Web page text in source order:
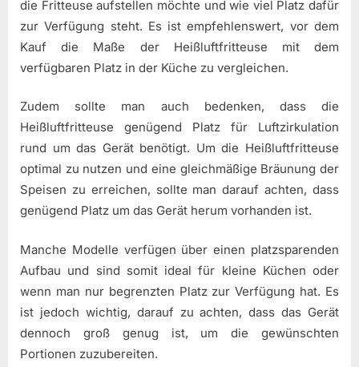
die Fritteuse aufstellen möchte und wie viel Platz dafür
zur Verfügung steht. Es ist empfehlenswert, vor dem
Kauf die Maße der Heißluftfritteuse mit dem
verfügbaren Platz in der Küche zu vergleichen.
Zudem sollte man auch bedenken, dass die
Heißluftfritteuse genügend Platz für Luftzirkulation
rund um das Gerät benötigt. Um die Heißluftfritteuse
optimal zu nutzen und eine gleichmäßige Bräunung der
Speisen zu erreichen, sollte man darauf achten, dass
genügend Platz um das Gerät herum vorhanden ist.
Manche Modelle verfügen über einen platzsparenden
Aufbau und sind somit ideal für kleine Küchen oder
wenn man nur begrenzten Platz zur Verfügung hat. Es
ist jedoch wichtig, darauf zu achten, dass das Gerät
dennoch groß genug ist, um die gewünschten
Portionen zuzubereiten.